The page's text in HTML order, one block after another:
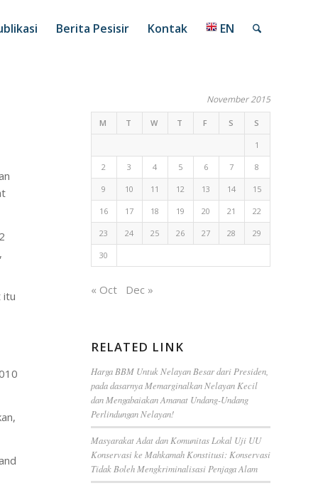
Berita Pesisir Kontak EN
itu
November 2015
M T W T F S S
1
2 3 4 5 6 7 8
9 10 11 12 13 14 15
16 17 18 19 20 21 22
23 24 25 26 27 28 29
30
« Oct Dec »
RELATED LINK
Harga BBM Untuk Nelayan Besar dari Presiden,
pada dasarnya Memarginalkan Nelayan Kecil
dan Mengabaiakan Amanat Undang-Undang
Perlindungan Nelayan!
Masyarakat Adat dan Komunitas Lokal Uji UU
Konservasi ke Mahkamah Konstitusi: Konservasi
Tidak Boleh Mengkriminalisasi Penjaga Alam